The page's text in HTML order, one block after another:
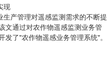
现
产管理对遥感监测需求的不断提
文通过对农作物遥感监测业务管
了"农作物遥感业务管理系统"。